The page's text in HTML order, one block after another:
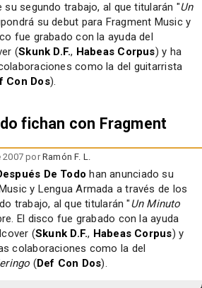
su segundo trabajo, al que titularán "Un
su debut para Fragment Music y
fue grabado con la ayuda del
(Skunk D.F., Habeas Corpus) y ha
como la del guitarrista
Con Dos).
fichan con Fragment
2007 porRamón F. L.
De Todo han anunciado su
y Lengua Armada a través de los
trabajo, al que titularán "Un Minuto
El disco fue grabado con la ayuda
(Skunk D.F., Habeas Corpus) y
colaboraciones como la del
(Def Con Dos).